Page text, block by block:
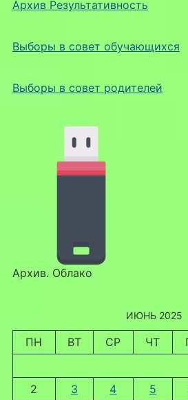
Архив Результативность
Выборы в совет обучающихся
Выборы в совет родителей
Архив. Облако
ИЮНЬ 2025
ПН ВТ СР ЧТ
2
3 4 5